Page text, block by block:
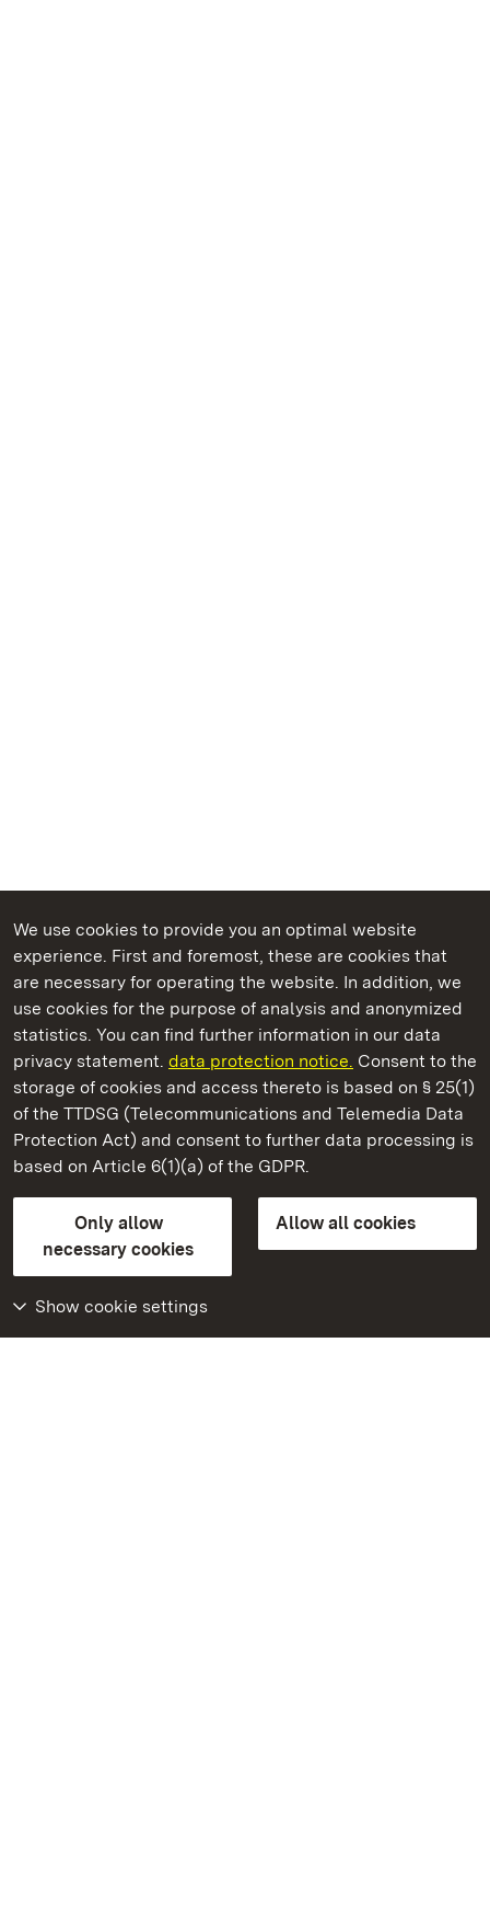
We use cookies to provide you an optimal website
experience. First and foremost, these are cookies that
are necessary for operating the website. In addition, we
use cookies for the purpose of analysis and anonymized
statistics. You can find further information in our data
privacy statement. data protection notice. Consent to the
storage of cookies and access thereto is based on § 25(1)
of the TTDSG (Telecommunications and Telemedia Data
Protection Act) and consent to further data processing is
based on Article 6(1)(a) of the GDPR.
Only allow
necessary cookies
Allow all cookies
Show cookie settings
State Palaces and Gardens of Baden-Wuerttemberg
Tettnang New Palace
State Palaces and Gardens of Baden-Wuerttemberg
FAQMasthead Data protection
Declaration on barrier-free access
BITV-konform (geprüfte Seiten)